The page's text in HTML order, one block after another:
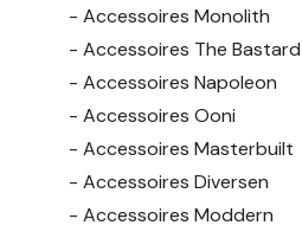
Accessoires Monolith
Accessoires The Bastard
Accessoires Napoleon
Accessoires Ooni
Accessoires Masterbuilt
Accessoires Diversen
Accessoires Moddern